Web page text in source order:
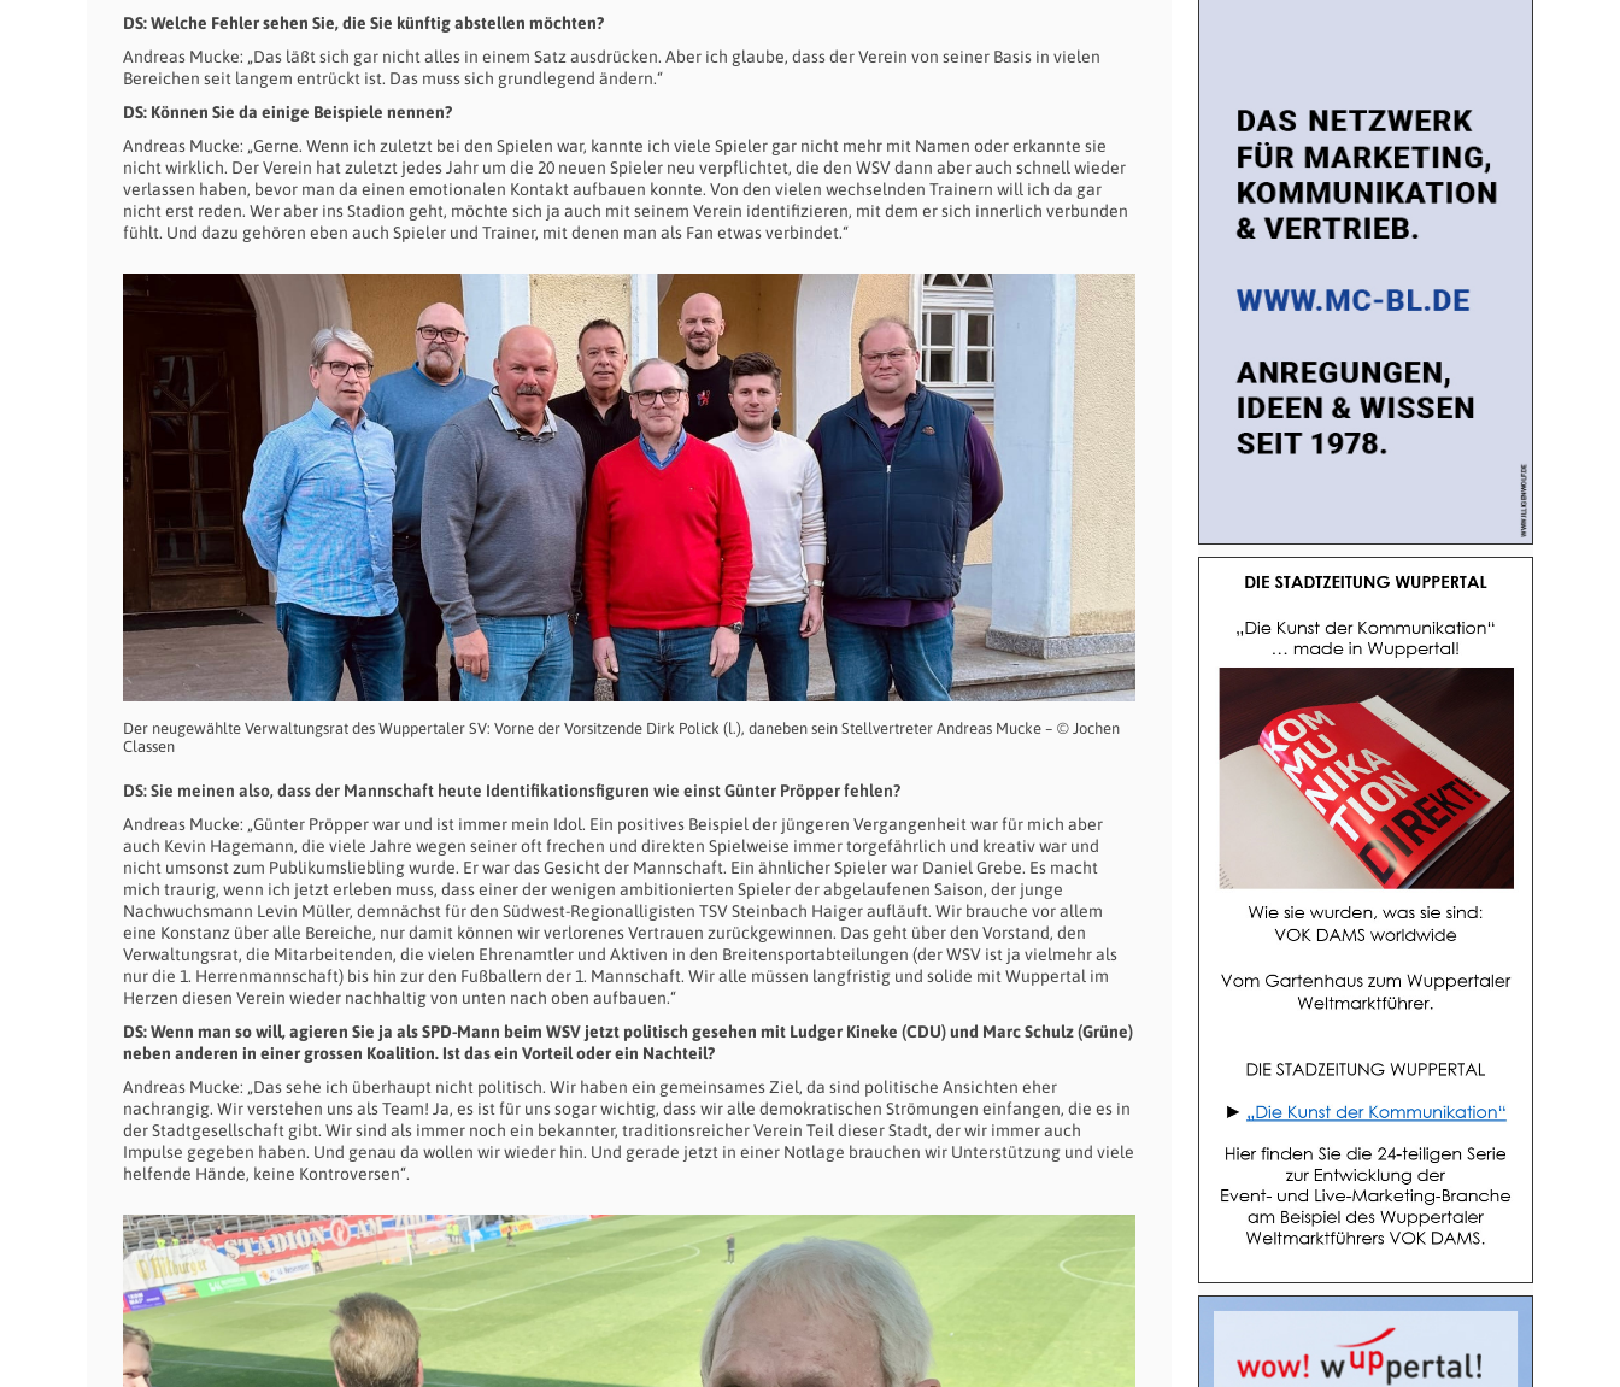
DS: Welche Fehler sehen Sie, die Sie künftig abstellen möchten?
Andreas Mucke: „Das läßt sich gar nicht alles in einem Satz ausdrücken. Aber ich glaube, dass der Verein von seiner Basis in vielen
Bereichen seit langem entrückt ist. Das muss sich grundlegend ändern.“
DS: Können Sie da einige Beispiele nennen?
Andreas Mucke: „Gerne. Wenn ich zuletzt bei den Spielen war, kannte ich viele Spieler gar nicht mehr mit Namen oder erkannte sie
nicht wirklich. Der Verein hat zuletzt jedes Jahr um die 20 neuen Spieler neu verpflichtet, die den WSV dann aber auch schnell wieder
verlassen haben, bevor man da einen emotionalen Kontakt aufbauen konnte. Von den vielen wechselnden Trainern will ich da gar
nicht erst reden. Wer aber ins Stadion geht, möchte sich ja auch mit seinem Verein identifizieren, mit dem er sich innerlich verbunden
fühlt. Und dazu gehören eben auch Spieler und Trainer, mit denen man als Fan etwas verbindet.“
Der neugewählte Verwaltungsrat des Wuppertaler SV: Vorne der Vorsitzende Dirk Polick (l.), daneben sein Stellvertreter Andreas Mucke – © Jochen
Classen
DS: Sie meinen also, dass der Mannschaft heute Identifikationsfiguren wie einst Günter Pröpper fehlen?
Andreas Mucke: „Günter Pröpper war und ist immer mein Idol. Ein positives Beispiel der jüngeren Vergangenheit war für mich aber
auch Kevin Hagemann, die viele Jahre wegen seiner oft frechen und direkten Spielweise immer torgefährlich und kreativ war und
nicht umsonst zum Publikumsliebling wurde. Er war das Gesicht der Mannschaft. Ein ähnlicher Spieler war Daniel Grebe. Es macht
mich traurig, wenn ich jetzt erleben muss, dass einer der wenigen ambitionierten Spieler der abgelaufenen Saison, der junge
Nachwuchsmann Levin Müller, demnächst für den Südwest-Regionalligisten TSV Steinbach Haiger aufläuft. Wir brauche vor allem
eine Konstanz über alle Bereiche, nur damit können wir verlorenes Vertrauen zurückgewinnen. Das geht über den Vorstand, den
Verwaltungsrat, die Mitarbeitenden, die vielen Ehrenamtler und Aktiven in den Breitensportabteilungen (der WSV ist ja vielmehr als
nur die 1. Herrenmannschaft) bis hin zur den Fußballern der 1. Mannschaft. Wir alle müssen langfristig und solide mit Wuppertal im
Herzen diesen Verein wieder nachhaltig von unten nach oben aufbauen.“
DS: Wenn man so will, agieren Sie ja als SPD-Mann beim WSV jetzt politisch gesehen mit Ludger Kineke (CDU) und Marc Schulz (Grüne)
neben anderen in einer grossen Koalition. Ist das ein Vorteil oder ein Nachteil?
Andreas Mucke: „Das sehe ich überhaupt nicht politisch. Wir haben ein gemeinsames Ziel, da sind politische Ansichten eher
nachrangig. Wir verstehen uns als Team! Ja, es ist für uns sogar wichtig, dass wir alle demokratischen Strömungen einfangen, die es in
der Stadtgesellschaft gibt. Wir sind als immer noch ein bekannter, traditionsreicher Verein Teil dieser Stadt, der wir immer auch
Impulse gegeben haben. Und genau da wollen wir wieder hin. Und gerade jetzt in einer Notlage brauchen wir Unterstützung und viele
helfende Hände, keine Kontroversen“.